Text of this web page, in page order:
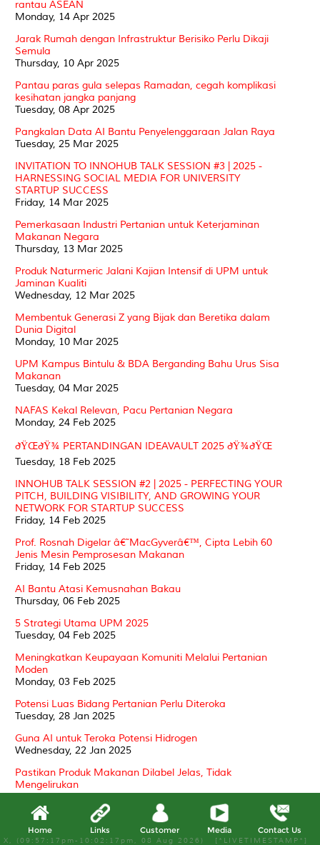
rantau ASEAN
Monday, 14 Apr 2025
Jarak Rumah dengan Infrastruktur Berisiko Perlu Dikaji
Semula
Thursday, 10 Apr 2025
Pantau paras gula selepas Ramadan, cegah komplikasi
kesihatan jangka panjang
Tuesday, 08 Apr 2025
Pangkalan Data AI Bantu Penyelenggaraan Jalan Raya
Tuesday, 25 Mar 2025
INVITATION TO INNOHUB TALK SESSION #3 | 2025 -
HARNESSING SOCIAL MEDIA FOR UNIVERSITY
STARTUP SUCCESS
Friday, 14 Mar 2025
Pemerkasaan Industri Pertanian untuk Keterjaminan
Makanan Negara
Thursday, 13 Mar 2025
Produk Naturmeric Jalani Kajian Intensif di UPM untuk
Jaminan Kualiti
Wednesday, 12 Mar 2025
Membentuk Generasi Z yang Bijak dan Beretika dalam
Dunia Digital
Monday, 10 Mar 2025
UPM Kampus Bintulu & BDA Berganding Bahu Urus Sisa
Makanan
Tuesday, 04 Mar 2025
NAFAS Kekal Relevan, Pacu Pertanian Negara
Monday, 24 Feb 2025
ðŸŒðŸ¾ PERTANDINGAN IDEAVAULT 2025 ðŸ¾ðŸŒ
Tuesday, 18 Feb 2025
INNOHUB TALK SESSION #2 | 2025 - PERFECTING YOUR
PITCH, BUILDING VISIBILITY, AND GROWING YOUR
NETWORK FOR STARTUP SUCCESS
Friday, 14 Feb 2025
Prof. Rosnah Digelar â€˜MacGyverâ€™, Cipta Lebih 60
Jenis Mesin Pemprosesan Makanan
Friday, 14 Feb 2025
AI Bantu Atasi Kemusnahan Bakau
Thursday, 06 Feb 2025
5 Strategi Utama UPM 2025
Tuesday, 04 Feb 2025
Meningkatkan Keupayaan Komuniti Melalui Pertanian
Moden
Monday, 03 Feb 2025
Potensi Luas Bidang Pertanian Perlu Diteroka
Tuesday, 28 Jan 2025
Guna AI untuk Teroka Potensi Hidrogen
Wednesday, 22 Jan 2025
Pastikan Produk Makanan Dilabel Jelas, Tidak
Mengelirukan
Tuesday, 21 Jan 2025
INNOHUB TALK SESSION #1 | 2025 - MASTERING
DIRECTORS' POWERS AND DUTIES: LEGAL
Home Links Customer Media Contact Us
X, (09:57:17pm-10:02:17pm, 08 Aug 2026) [*LIVETIMESTAMP*]